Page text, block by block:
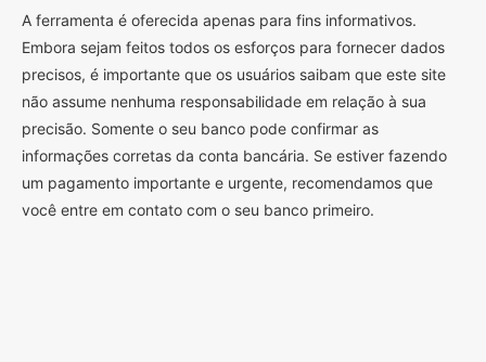
A ferramenta é oferecida apenas para fins informativos.
Embora sejam feitos todos os esforços para fornecer dados
precisos, é importante que os usuários saibam que este site
não assume nenhuma responsabilidade em relação à sua
precisão. Somente o seu banco pode confirmar as
informações corretas da conta bancária. Se estiver fazendo
um pagamento importante e urgente, recomendamos que
você entre em contato com o seu banco primeiro.